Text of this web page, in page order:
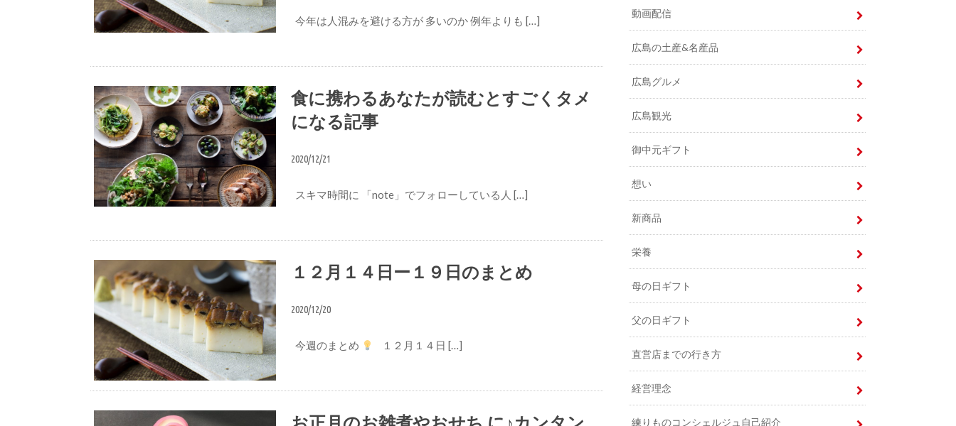
今年は人混みを避ける方が 多いのか 例年よりも […]
食に携わるあなたが読むとすごくタメ
になる記事
2020/12/21
スキマ時間に 「note」でフォローしている人 […]
１週間のまとめ
１２月１４日ー１９日のまとめ
2020/12/20
今週のまとめ １２月１４日 […]
動画配信
広島の土産&名産品
広島グルメ
広島観光
御中元ギフト
想い
新商品
栄養
母の日ギフト
父の日ギフト
直営店までの行き方
経営理念
練りものコンシェルジュ自己紹介